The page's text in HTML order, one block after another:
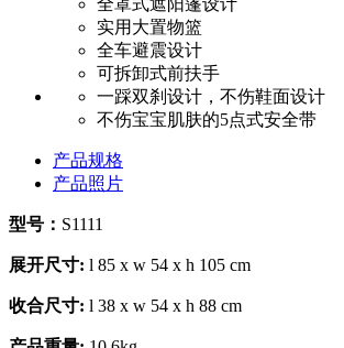
实用大置物篮
全车避震设计
可拆卸式前扶手
一踩双刹设计，不伤鞋面设计
不伤宝宝肌肤的5点式安全带
产品规格
产品照片
型号： S1111
展开尺寸: l 85 x w 54 x h 105 cm
收合尺寸: l 38 x w 54 x h 88 cm